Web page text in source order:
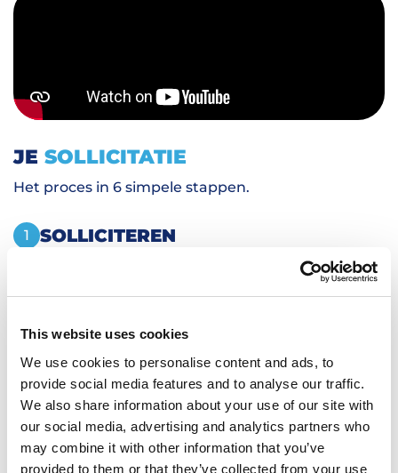
This website uses cookies
We use cookies to personalise content and ads, to
provide social media features and to analyse our traffic.
We also share information about your use of our site with
our social media, advertising and analytics partners who
may combine it with other information that you’ve
provided to them or that they’ve collected from your use
JE SOLLICITATIE
Het proces in 6 simpele stappen.
1 SOLLICITEREN
Jij zet de eerste stap richting jouw toekomst
3 VAARDIGHEDEN TOETSEN
4 DOCUMENTEN ONDERTEKENEN
5 VERVOER EN HUISVESTING
AAN HET WERK